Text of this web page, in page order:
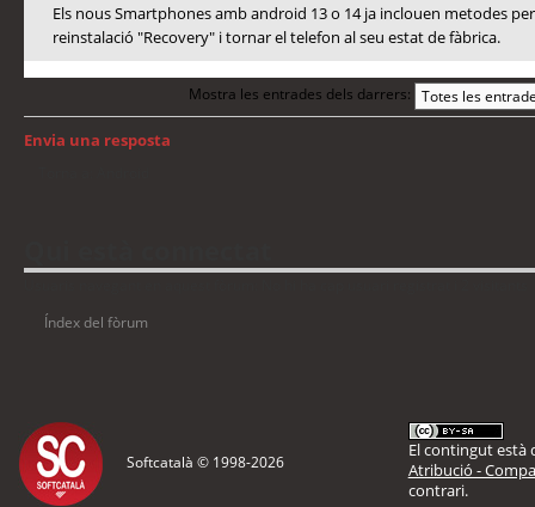
Els nous Smartphones amb android 13 o 14 ja inclouen metodes
reinstalació "Recovery" i tornar el telefon al seu estat de fàbrica.
Mostra les entrades dels darrers:
Envia una resposta
Índex del fòrum
Softcatalà © 1998-2026
El contingut està
Atribució -
contrari.